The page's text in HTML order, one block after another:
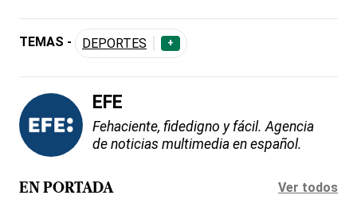
TEMAS - DEPORTES +
EFE
Fehaciente, fidedigno y fácil. Agencia
de noticias multimedia en español.
EN PORTADA Ver todos